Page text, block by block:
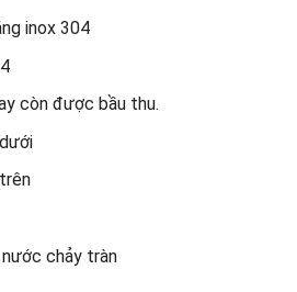
inox 304
còn được bầu thu.
chảy tràn